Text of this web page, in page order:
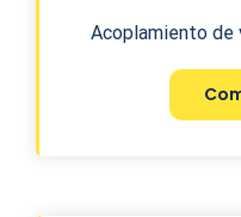
Acoplamiento de